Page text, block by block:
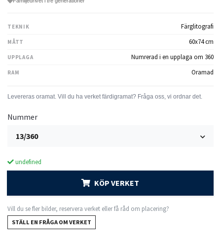
TEKNIK Färglitografi
MÅTT 60x74 cm
UPPLAGA Numrerad i en upplaga om 360
RAM Oramad
Nummer
13/360
undefined
KÖP VERKET
Vill du se fler bilder, reservera verket eller få råd om placering?
STÄLL EN FRÅGA OM VERKET